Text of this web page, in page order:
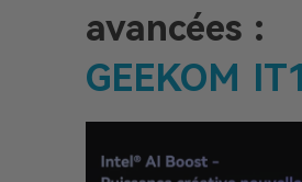
avancées :
GEEKOM